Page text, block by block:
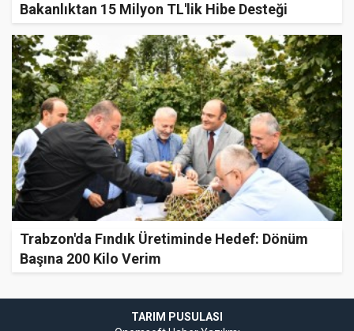
Bakanlıktan 15 Milyon TL'lik Hibe Desteği
Trabzon'da Fındık Üretiminde Hedef: Dönüm
Başına 200 Kilo Verim
TARIM PUSULASI